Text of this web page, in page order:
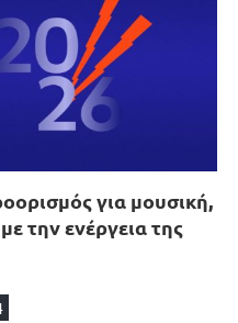
για μουσική,
την ενέργεια της